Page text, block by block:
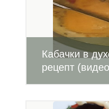
Кабачки в
рецепт